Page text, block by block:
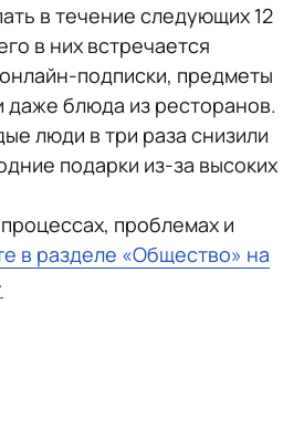
в течение следующих 12
в них встречается
подписки, предметы
даже блюда из ресторанов.
люди в три раза снизили
подарки из-за высоких
проблемах и
в разделе «Общество» на